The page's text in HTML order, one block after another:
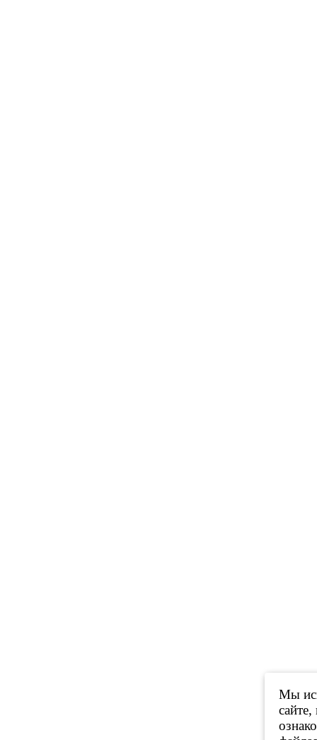
Мы